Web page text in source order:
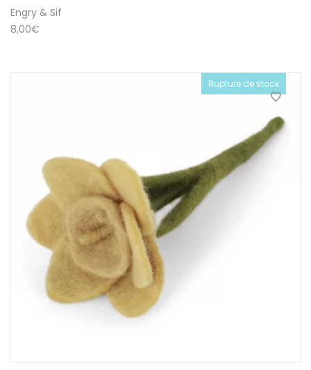
Engry & Sif
8,00€
Rupture de stock